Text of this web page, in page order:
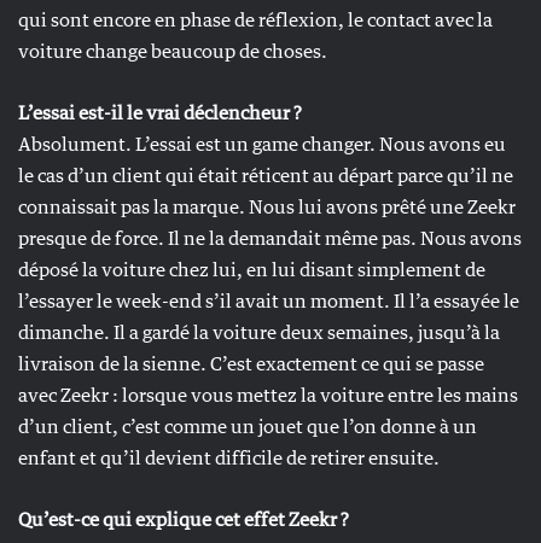
qui sont encore en phase de réflexion, le contact avec la
voiture change beaucoup de choses.
L’essai est-il le vrai déclencheur ?
Absolument. L’essai est un game changer. Nous avons eu
le cas d’un client qui était réticent au départ parce qu’il ne
connaissait pas la marque. Nous lui avons prêté une Zeekr
presque de force. Il ne la demandait même pas. Nous avons
déposé la voiture chez lui, en lui disant simplement de
l’essayer le week-end s’il avait un moment. Il l’a essayée le
dimanche. Il a gardé la voiture deux semaines, jusqu’à la
livraison de la sienne. C’est exactement ce qui se passe
avec Zeekr : lorsque vous mettez la voiture entre les mains
d’un client, c’est comme un jouet que l’on donne à un
enfant et qu’il devient difficile de retirer ensuite.
Qu’est-ce qui explique cet effet Zeekr ?